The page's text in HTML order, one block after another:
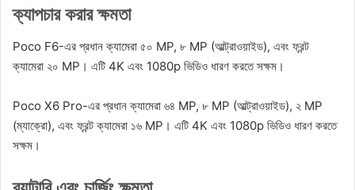
ক্যাপচার করার ক্ষমতা
Poco F6-এর প্রধান ক্যামেরা ৫০ MP, ৮ MP (আল্ট্রাওয়াইড), এবং ফ্রন্ট
ক্যামেরা ২০ MP। এটি 4K এবং 1080p ভিডিও ধারণ করতে সক্ষম।
Poco X6 Pro-এর প্রধান ক্যামেরা ৬৪ MP, ৮ MP (আল্ট্রাওয়াইড), ২ MP
(ম্যাক্রো), এবং ফ্রন্ট ক্যামেরা ১৬ MP। এটি 4K এবং 1080p ভিডিও ধারণ করতে
সক্ষম।